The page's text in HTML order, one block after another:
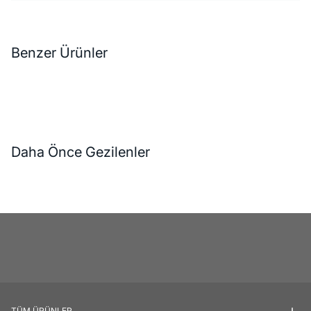
Benzer Ürünler
Daha Önce Gezilenler